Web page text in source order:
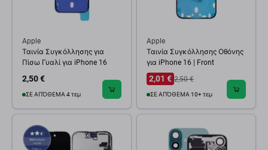
Apple
Ταινία Συγκόλλησης για
Πίσω Γυαλί για iPhone 16
2,50 €
ΣΕ ΑΠΌΘΕΜΑ 4 τεμ
Apple
Ταινία Συγκόλλησης Οθόνης
για iPhone 16 | Front
2,01 € 2,50 €
ΣΕ ΑΠΌΘΕΜΑ 10+ τεμ